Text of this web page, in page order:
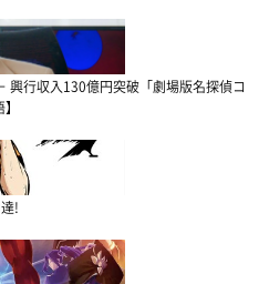
興行収入130億円突破「劇場版名探偵コ
!